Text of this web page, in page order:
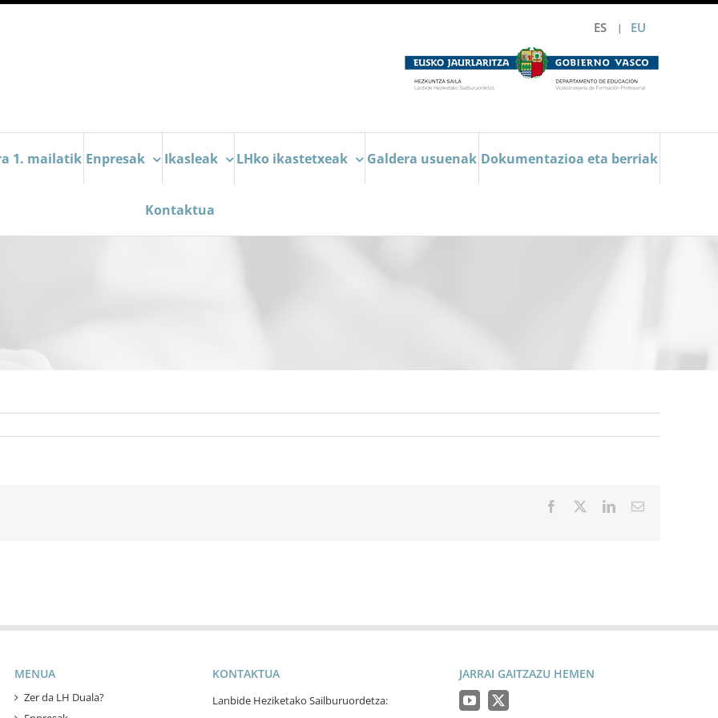
ES EU
1. mailatik Enpresak Ikasleak LHko ikastetxeak Galdera usuenak Dokumentazioa eta berriak
Kontaktua
Facebook LinkedInEmail
MENUA
Zer da LH Duala?
KONTAKTUA
Lanbide Heziketako Sailburuordetza:
JARRAI GAITZAZU HEMEN